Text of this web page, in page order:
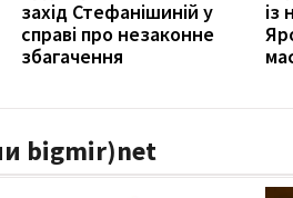
захід Стефанішиній у
справі про незаконне
збагачення
із
bigmir)net